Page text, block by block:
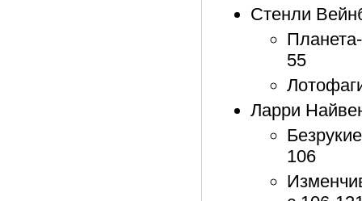
Стенли
55
Ларри
106